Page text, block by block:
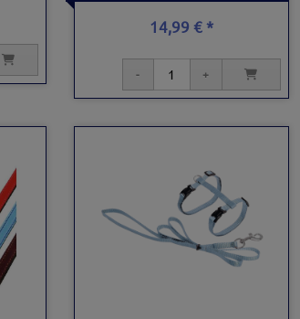
14,99 € *